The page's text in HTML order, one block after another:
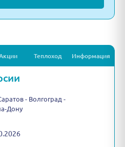
Акции Теплоход Информация
- Волгоград -
Дону